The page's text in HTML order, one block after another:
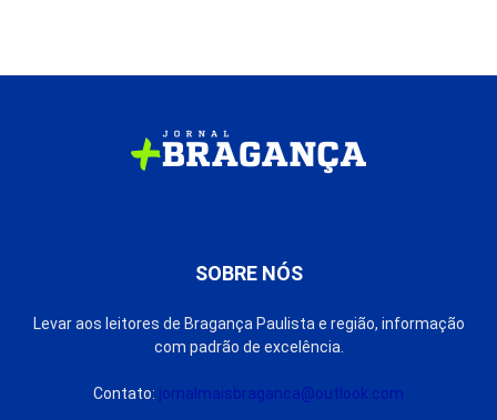
SOBRE NÓS
Levar aos leitores de Bragança Paulista e região, informação
com padrão de excelência.
Contato: jornalmaisbraganca@outlook.com